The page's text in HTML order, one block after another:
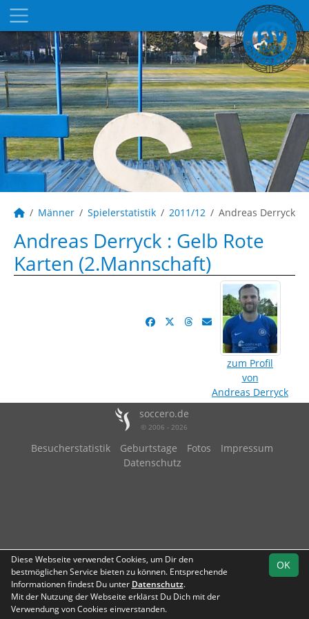
Männer Spielerstatistik 2011/12 Andreas Derryck
Andreas Derryck : Gelb Rote
Karten (2.Mannschaft)
zum Profil
von
Andreas Derryck
soccero.de
© 2006 - 2026
Besucherstatistik Geburtstage Fotos
Impressum
Datenschutz
OK
Diese Webseite verwendet Cookies, um Dir den
bestmöglichen Service bieten zu können. Entsprechende
Informationen findest Du unter Datenschutz.
Mit der Nutzung der Webseite erklärst Du Dich mit der
Verwendung von Cookies einverstanden.